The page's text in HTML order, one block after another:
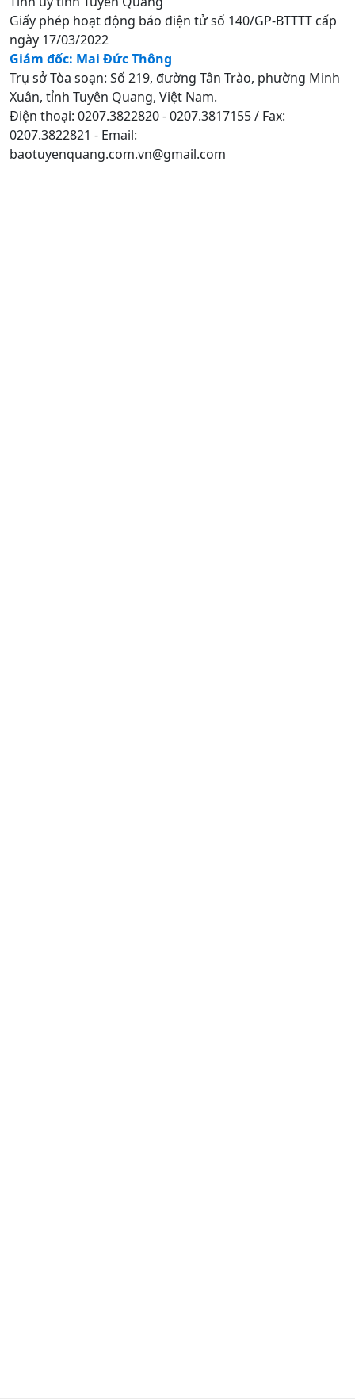
Giấy phép hoạt động báo điện tử số 140/GP-BTTTT cấp
ngày 17/03/2022
Giám đốc: Mai Đức Thông
Trụ sở Tòa soạn: Số 219, đường Tân Trào, phường Minh
Xuân, tỉnh Tuyên Quang, Việt Nam.
Điện thoại: 0207.3822820 - 0207.3817155 / Fax:
0207.3822821 - Email:
baotuyenquang.com.vn@gmail.com